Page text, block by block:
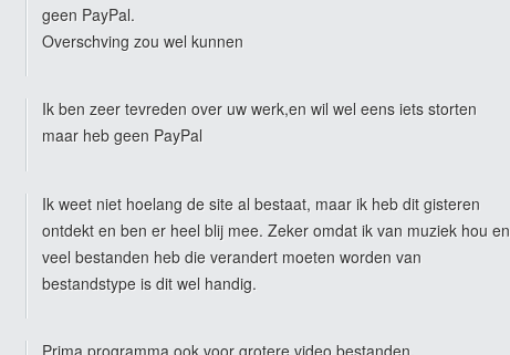
geen PayPal.
Overschving zou wel kunnen
Ik ben zeer tevreden over uw werk,en wil wel eens iets storten
maar heb geen PayPal
Ik weet niet hoelang de site al bestaat, maar ik heb dit gisteren
ontdekt en ben er heel blij mee. Zeker omdat ik van muziek hou en
veel bestanden heb die verandert moeten worden van
bestandstype is dit wel handig.
Prima programma ook voor grotere video bestanden.